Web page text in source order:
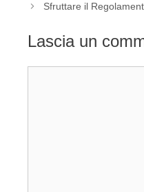
Sfruttare il
Lascia un